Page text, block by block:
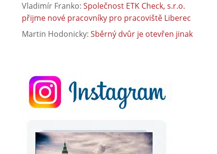
Vladimír Franko: Společnost ETK Check, s.r.o.
přijme nové pracovníky pro pracoviště Liberec
Martin Hodonicky: Sběrný dvůr je otevřen jinak